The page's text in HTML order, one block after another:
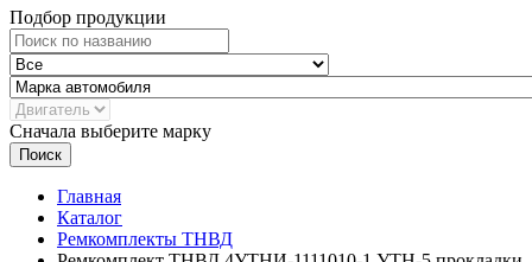
Подбор продукции
Сначала выберите марку
Поиск
Главная
Каталог
Ремкомплекты ТНВД